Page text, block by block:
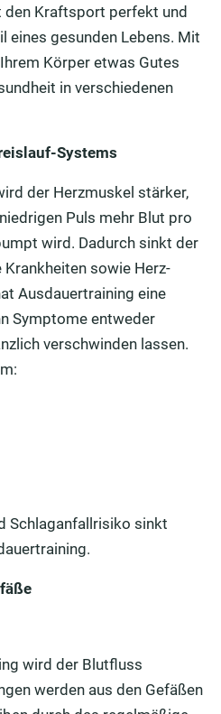
Kraftsport perfekt und
eines gesunden Lebens. Mit
Körper etwas Gutes
in verschiedenen
Systems
der Herzmuskel stärker,
Puls mehr Blut pro
wird. Dadurch sinkt der
sowie Herz-
Ausdauertraining eine
Symptome entweder
verschwinden lassen.
Schlaganfallrisiko sinkt
wird der Blutfluss
werden aus den Gefäßen